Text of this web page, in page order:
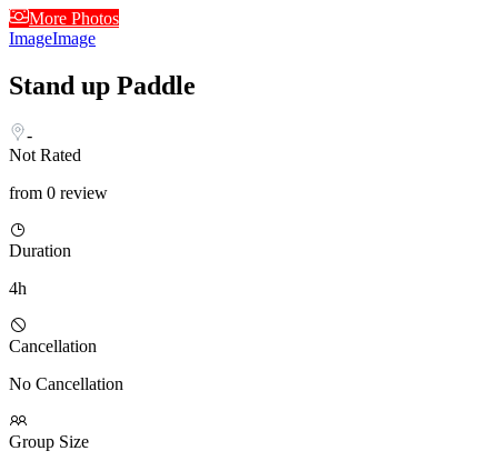
More Photos
ImageImage
Stand up Paddle
-
Not Rated
from 0 review
Duration
4h
Cancellation
No Cancellation
Group Size